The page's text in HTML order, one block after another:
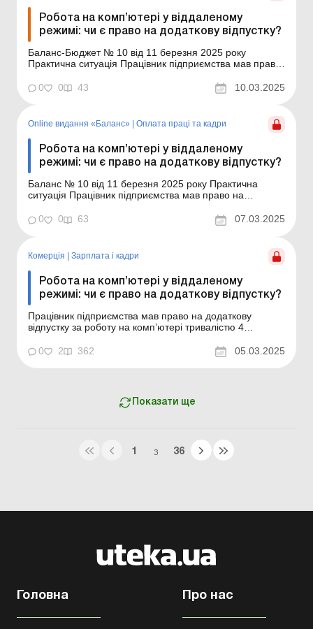
Робота на комп’ютері у віддаленому
режимі: чи є право на додаткову відпустку?
Баланс-Бюджет № 10 від 11 березня 2025 року
Практична ситуація Працівник підприємства мав право
тривалістю 4 календарних дні. Однак зараз цей
працівник почав працювати вдома у віддаленому
на ц...
0 0 43 10.03.2025
Online видання «Баланс» Оплата праці та кадри
Робота на комп’ютері у віддаленому
режимі: чи є право на додаткову відпустку?
Баланс № 10 від 11 березня 2025 року Практична
ситуація Працівник підприємства мав право на
4 календарних дні. Однак зараз цей працівник почав
працювати вдома у віддаленому (дистанційному)
0 0 63 07.03.2025
Комерція | Зарплата і кадри
Робота на комп’ютері у віддаленому
режимі: чи є право на додаткову відпустку?
Працівник підприємства мав право на додаткову
відпустку за роботу на комп’ютері тривалістю 4
працювати вдома у віддаленому (дистанційному)
режимі. Чи зберігається за ним право на цю додаткову
0 2 362 05.03.2025
Показати ще
1 З 36
Головна Про нас